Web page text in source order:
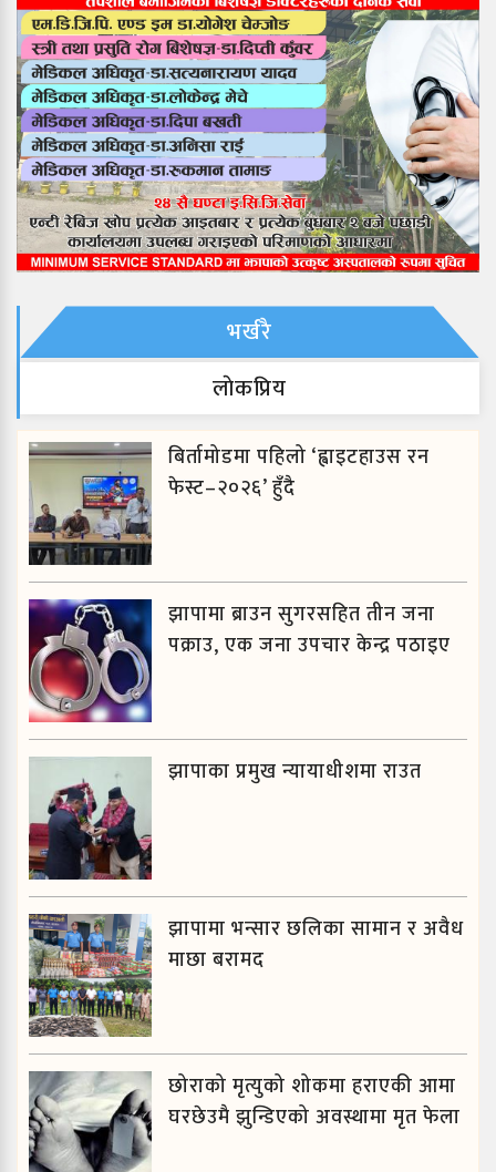
भर्खरै
लाेकप्रिय
बिर्तामोडमा पहिलो ‘ह्वाइटहाउस रन
फेस्ट–२०२६’ हुँदै
झापामा ब्राउन सुगरसहित तीन जना
पक्राउ, एक जना उपचार केन्द्र पठाइए
झापाका प्रमुख न्यायाधीशमा राउत
झापामा भन्सार छलिका सामान र अवैध
माछा बरामद
छोराको मृत्युको शोकमा हराएकी आमा
घरछेउमै झुन्डिएको अवस्थामा मृत फेला